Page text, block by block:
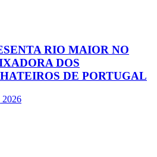
RIO MAIOR NO
DOS
DE PORTUGAL
2026